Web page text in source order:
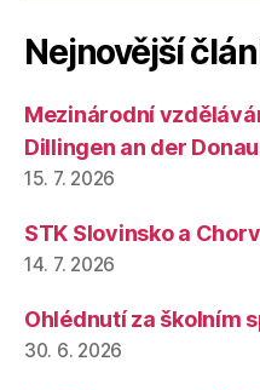
Nejnovější
Mezinárodní
Dillingen an der Donau
15. 7. 2026
STK Slovinsko a
14. 7. 2026
Ohlédnutí za školním
30. 6. 2026